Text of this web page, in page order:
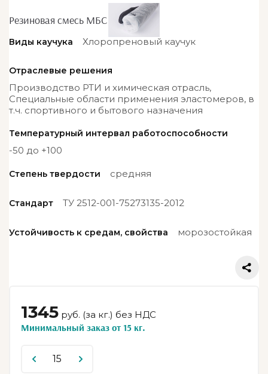
Резиновая смесь МБС НО-68-М-2
Виды каучука
Хлоропреновый каучук
Отраслевые решения
Производство РТИ и химическая отрасль,
Специальные области применения эластомеров, в
т.ч. спортивного и бытового назначения
Температурный интервал работоспособности
-50 до +100
Степень твердости средняя
Стандарт ТУ 2512-001-75273135-2012
Устойчивость к средам, свойства морозостойкая
1345 руб. (за кг.) без НДС
Минимальный заказ от 15 кг.